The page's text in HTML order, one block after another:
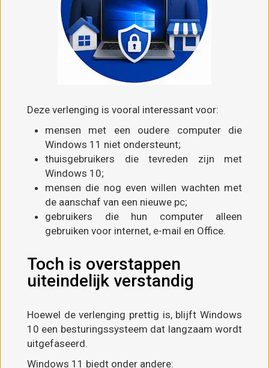
Deze verlenging is vooral interessant voor:
mensen met een oudere computer die
Windows 11 niet ondersteunt;
thuisgebruikers die tevreden zijn met
Windows 10;
mensen die nog even willen wachten met
de aanschaf van een nieuwe pc;
gebruikers die hun computer alleen
gebruiken voor internet, e-mail en Office.
Toch is overstappen
uiteindelijk verstandig
Hoewel de verlenging prettig is, blijft Windows
10 een besturingssysteem dat langzaam wordt
uitgefaseerd.
Windows 11 biedt onder andere: